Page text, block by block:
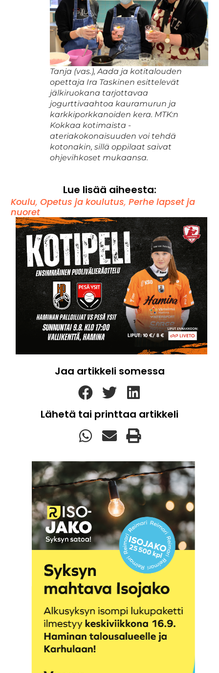
Tanja (vas.), Aada ja kotitalouden
opettaja Ira Taskinen esittelevät
jälkiruokana tarjottavaa
jogurttivaahtoa kauramurun ja
karkkiporkkanoiden kera. MTK:n
Kokkaa kotimaista -
ateriakokonaisuuden voi tehdä
kotonakin, sillä oppilaat saivat
ohjevihkoset mukaansa.
Lue lisää aiheesta:
Koulu, Opetus ja koulutus,Perhe lapset ja
nuoret
Jaa artikkeli somessa
Lähetä tai printtaa artikkeli